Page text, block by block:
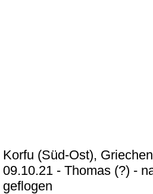
Korfu (Süd-Ost),
09.10.21 - Thomas (?) -
geflogen